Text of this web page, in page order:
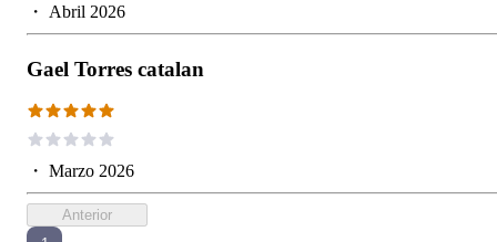
・ Abril 2026
Gael Torres catalan
・ Marzo 2026
Anterior